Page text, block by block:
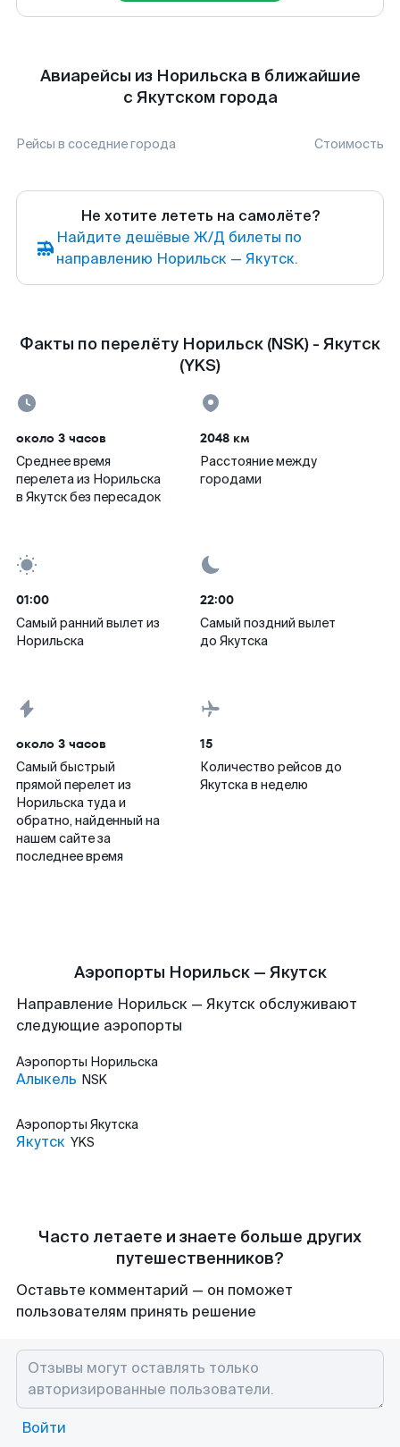
Авиарейсы из Норильска в ближайшие
с Якутском города
Рейсы в соседние города Стоимость
Не хотите лететь на самолёте?
Найдите дешёвые Ж/Д билеты по
направлению Норильск — Якутск.
Факты по перелёту Норильск (NSK) - Якутск
(YKS)
около 3 часов
Среднее время
перелета из Норильска
в Якутск без пересадок
2048 км
Расстояние между
городами
01:00
Самый ранний вылет из
Норильска
22:00
Самый поздний вылет
до Якутска
около 3 часов
Самый быстрый
прямой перелет из
Норильска туда и
обратно, найденный на
нашем сайте за
последнее время
15
Количество рейсов до
Якутска в неделю
Аэропорты Норильск — Якутск
Направление Норильск — Якутск обслуживают
следующие аэропорты
Аэропорты Норильска
Алыкель NSK
Аэропорты Якутска
Якутск YKS
Часто летаете и знаете больше других
путешественников?
Оставьте комментарий — он поможет
пользователям принять решение
Войти